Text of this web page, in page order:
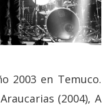
2003 en Temuco.
(2004), A